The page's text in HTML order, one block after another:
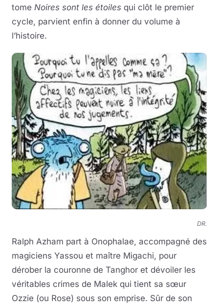
tome Noires sont les étoiles qui clôt le premier
cycle, parvient enfin à donner du volume à
l’histoire.
DR.
Ralph Azham part à Onophalae, accompagné des
magiciens Yassou et maître Migachi, pour
dérober la couronne de Tanghor et dévoiler les
véritables crimes de Malek qui tient sa sœur
Ozzie (ou Rose) sous son emprise. Sûr de son